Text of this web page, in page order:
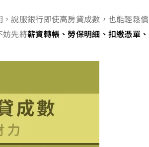
說服銀行即使高房貸成數，也能輕鬆償
妨先將薪資轉帳、勞保明細、扣繳憑單、